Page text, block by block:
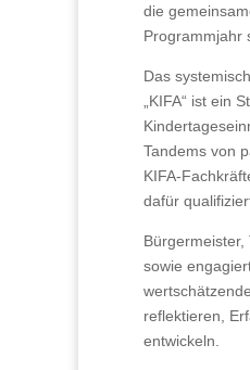
die
Programmjahr
Das
„KIFA“ ist ein
Tandems von
KIFA-
dafür
sowie
reflektieren,
entwickeln.